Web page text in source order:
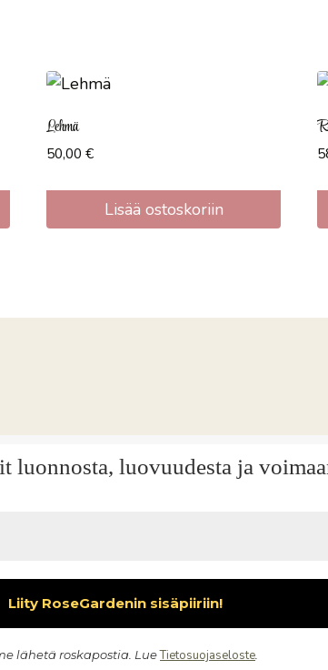
Lehmä
50,00 €
Lisää ostoskoriin
luonnosta, luovuudesta ja
lähetä roskapostia. LueTietosuojaseloste.